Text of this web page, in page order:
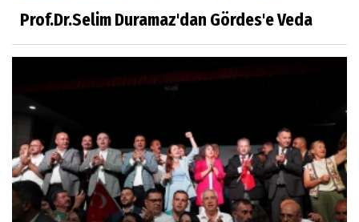
Sıracettin ÇELİK
Çalıkuşu
Dr.Tuğçe Yıldırım
Aşı: Toplum Sağlığının Görünmez Kalkanı
Prof.Dr.Selim Duramaz'dan Gördes'e Veda